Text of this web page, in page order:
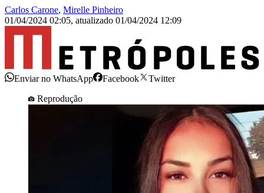
Carlos Carone, Mirelle Pinheiro
01/04/2024 02:05, atualizado 01/04/2024 12:09
Enviar no WhatsApp Facebook
Twitter
Reprodução